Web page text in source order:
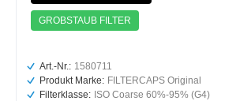
GROBSTAUB FILTER
Art.-Nr.: 1580711
Produkt Marke: FILTERCAPS Original
Filterklasse: ISO Coarse 60%-95% (G4)